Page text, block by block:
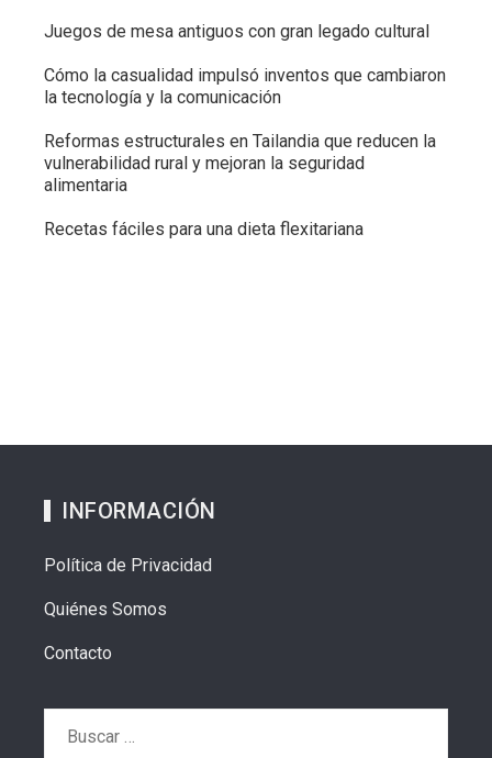
Juegos de mesa antiguos con gran legado cultural
Cómo la casualidad impulsó inventos que cambiaron
la tecnología y la comunicación
Reformas estructurales en Tailandia que reducen la
vulnerabilidad rural y mejoran la seguridad
alimentaria
Recetas fáciles para una dieta flexitariana
INFORMACIÓN
Política de Privacidad
Quiénes Somos
Contacto